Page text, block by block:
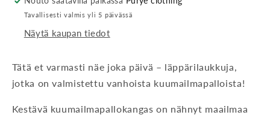
Tavallisesti valmis yli 5 päivässä
Näytä kaupan tiedot
Tätä et varmasti näe joka päivä – läppärilaukkuja,
jotka on valmistettu vanhoista kuumailmapalloista!
Kestävä kuumailmapallokangas on nähnyt maailmaa